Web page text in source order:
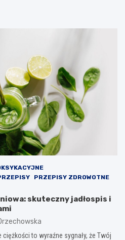
PRZEPISY ZDROWOTNE
skuteczny jadłospis i
to wyraźne sygnały, że Twój